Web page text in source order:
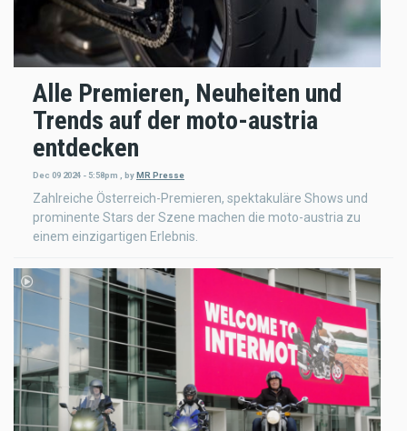
Alle Premieren, Neuheiten und
Trends auf der moto-austria
entdecken
Dec 09 2024 - 5:58pm byMR Presse
Zahlreiche Österreich-Premieren, spektakuläre Shows und
prominente Stars der Szene machen die moto-austria zu
einem einzigartigen Erlebnis.